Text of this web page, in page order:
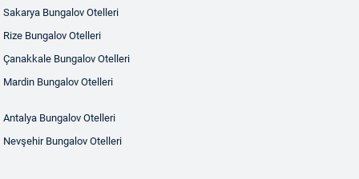
Sakarya Bungalov Otelleri
Rize Bungalov Otelleri
Çanakkale Bungalov Otelleri
Mardin Bungalov Otelleri
Antalya Bungalov Otelleri
Nevşehir Bungalov Otelleri